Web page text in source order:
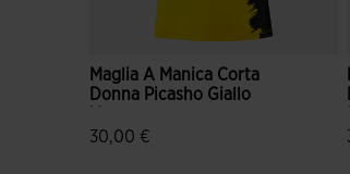
Maglia A Manica Corta
Donna Picasho Giallo
30,00 €